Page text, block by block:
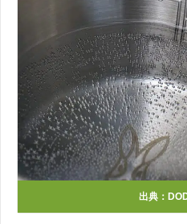
出典：